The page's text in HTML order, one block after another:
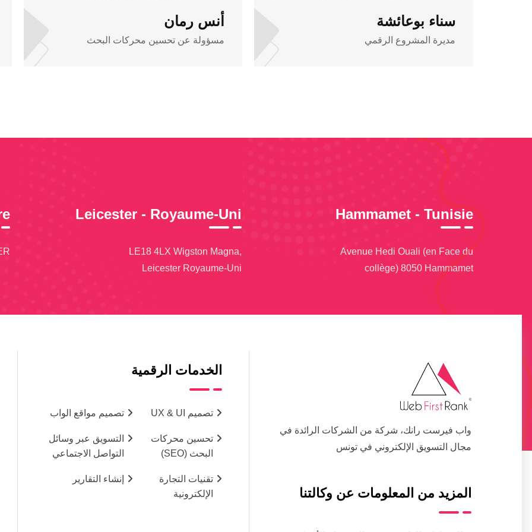
سناء بوعائشة
مديرة المشروع الرقمي
أنس رمان
مسؤولة عن تحسين محركات البحث
Hammamet - Tunisie
Avenue Hedi Ouali (en Face du
collège) 8050 Hammamet
Leicester - Royaume-Uni
LE18 4LX Wigston Magna,
Leicester Royaume-Uni
واب فيرست رانك، شركة من الشركات الرائدة في
مجال التسويق الإلكتروني في تونس
المزيد من المعلومات عن وكالتنا
الخدمات الرقمية
تصميم UX & UI تصميم مواقع الواب
تحسين محركات
البحث (SEO)
التسويق عبر وسائل
التواصل الاجتماعي
تقنيات التجارة
الإلكترونية
إنشاء التقارير